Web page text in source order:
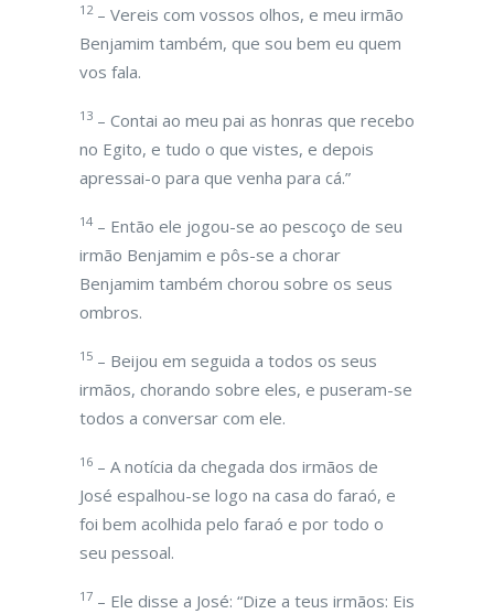
12– Vereis com vossos olhos, e meu irmão
Benjamim também, que sou bem eu quem
vos fala.
13 – Contai ao meu pai as honras que recebo
no Egito, e tudo o que vistes, e depois
apressai-o para que venha para cá.”
14 – Então ele jogou-se ao pescoço de seu
irmão Benjamim e pôs-se a chorar
Benjamim também chorou sobre os seus
ombros.
15 – Beijou em seguida a todos os seus
irmãos, chorando sobre eles, e puseram-se
todos a conversar com ele.
16 – A notícia da chegada dos irmãos de
José espalhou-se logo na casa do faraó, e
foi bem acolhida pelo faraó e por todo o
seu pessoal.
17 – Ele disse a José: “Dize a teus irmãos: Eis